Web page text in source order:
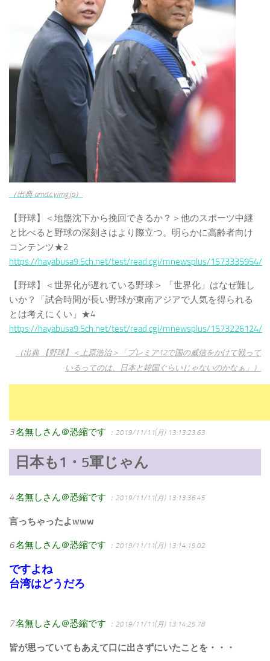
（出典 amd.c.yimg.jp）
【野球】＜地盤沈下から挽回できるか？＞他のスポーツ中継
と比べると野球の深刻さはより際立つ。明らかに高齢者向け
コンテンツ★2
https://hayabusa9.5ch.net/test/read.cgi/mnewsplus/1573335954/
【野球】＜世界化が遅れている野球＞ 「世界化」はなぜ難し
いか？「試合時間が長い野球が東南アジアで人気を得られる
とは考えにくい」★4
https://hayabusa9.5ch.net/test/read.cgi/mnewsplus/1573226124/
（出典 【野球】＜上原浩治＞「プレミア12で国の威信をかけて戦って
いるってのは、日本と韓国ぐらいじゃないのかなぁ」）
3名無しさん＠恐縮です ：2019/11/11(月) 13:13:23.63
日本も1・5軍じゃん
4名無しさん＠恐縮です ：2019/11/11(月) 13:13:36.45
言っちゃったよwww
6名無しさん＠恐縮です ：2019/11/11(月) 13:14:19.02
ですよね
台湾はどうだろ
7名無しさん＠恐縮です ：2019/11/11(月) 13:14:25.78
皆が思っていてもあえて口に出さずにいたことを・・・